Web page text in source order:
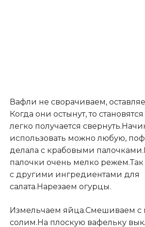
Вафли не сворачиваем,
Когда они остынут, то
легко получается
использовать можно любую,
делала с крабовыми
палочки очень мелко режем.Так
с другими ингредиентами для
салата.Нарезаем огурцы.
Измельчаем яйца.Смешиваем с
солим.На плоскую вафельку